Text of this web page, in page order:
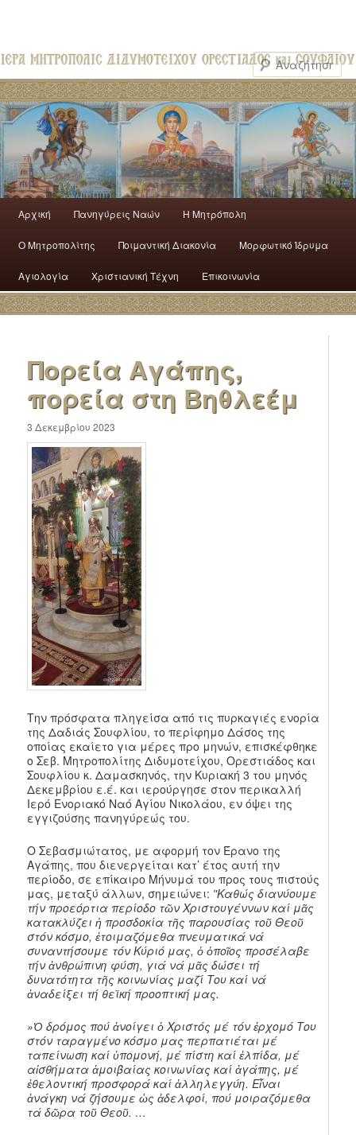
Αρχική Πανηγύρεις Ναών H Mητρόπολη
Ο Mητροπολίτης Ποιμαντική Διακονία Μορφωτικό Ίδρυμα
Αγιολογία Χριστιανική Τέχνη Επικοινωνία
Πορεία Αγάπης,
πορεία στη Βηθλεέμ
3 Δεκεμβρίου 2023
Την πρόσφατα πληγείσα από τις πυρκαγιές ενορία
της Δαδιάς Σουφλίου, το περίφημο Δάσος της
οποίας εκαίετο για μέρες προ μηνών, επισκέφθηκε
ο Σεβ. Μητροπολίτης Διδυμοτείχου, Ορεστιάδος και
Σουφλίου κ. Δαμασκηνός, την Κυριακή 3 του μηνός
Δεκεμβρίου ε.έ. και ιερούργησε στον περικαλλή
Ιερό Ενοριακό Ναό Αγίου Νικολάου, εν όψει της
εγγιζούσης πανηγύρεώς του.
Ο Σεβασμιώτατος, με αφορμή τον Έρανο της
Αγάπης, που διενεργείται κατ’ έτος αυτή την
περίοδο, σε επίκαιρο Μήνυμά του προς τους πιστούς
μας, μεταξύ άλλων, σημειώνει: ʺΚαθώς διανύουμε
τήν προεόρτια περίοδο τῶν Χριστουγέννων καί μᾶς
κατακλύζει ἡ προσδοκία τῆς παρουσίας τοῦ Θεοῦ
στόν κόσμο, ἐτοιμαζόμεθα πνευματικά νά
συναντήσουμε τόν Κύριό μας, ὁ ὁποῖος προσέλαβε
τήν ἀνθρώπινη φύση, γιά νά μᾶς δώσει τή
δυνατότητα τῆς κοινωνίας μαζί Του καί νά
ἀναδείξει τή θεϊκή προοπτική μας.
»Ὁ δρόμος πού ἀνοίγει ὁ Χριστός μέ τόν ἐρχομό Του
στόν ταραγμένο κόσμο μας περπατιέται μέ
ταπείνωση καί ὑπομονή, μέ πίστη καί ἐλπίδα, μέ
αἰσθήμα­τα ἀμοιβαίας κοινωνίας καί ἀγάπης, μέ
ἐθελοντική προσφορά καί ἀλληλεγγύη. Εἶναι
ἀνάγκη νά ζήσουμε ὡς ἀδελφοί, πού μοιραζόμεθα
τά δῶρα τοῦ Θεοῦ. …